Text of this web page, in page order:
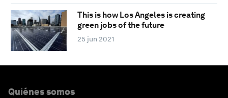
This is how Los Angeles is creating
green jobs of the future
25 jun 2021
Quiénes somos